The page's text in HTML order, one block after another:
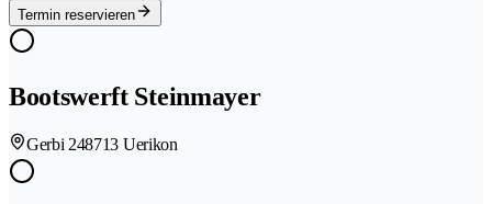
Termin reservieren
Bootswerft Steinmayer
Gerbi 248713 Uerikon